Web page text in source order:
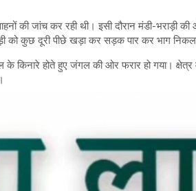
की जांच कर रही थी। इसी दौरान मंडी-भराड़ी
को कुछ दूरी पीछे खड़ा कर सड़क पार कर भाग
के किनारे होते हुए जंगल की ओर फरार हो गया।